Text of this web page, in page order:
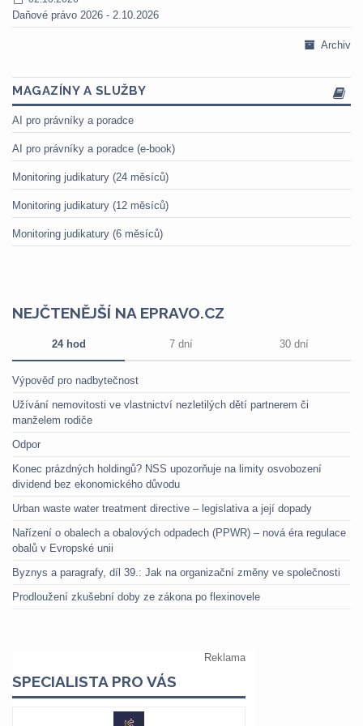
Daňové právo 2026 - 2.10.2026
Archiv
MAGAZÍNY A SLUŽBY
AI pro právníky a poradce
AI pro právníky a poradce (e-book)
Monitoring judikatury (24 měsíců)
Monitoring judikatury (12 měsíců)
Monitoring judikatury (6 měsíců)
NEJČTENĚJŠÍ NA EPRAVO.CZ
24 hod 7 dní 30 dní
Výpověď pro nadbytečnost
Užívání nemovitosti ve vlastnictví nezletilých dětí partnerem či
manželem rodiče
Odpor
Konec prázdných holdingů? NSS upozorňuje na limity osvobození
dividend bez ekonomického důvodu
Urban waste water treatment directive – legislativa a její dopady
Nařízení o obalech a obalových odpadech (PPWR) – nová éra regulace
obalů v Evropské unii
Byznys a paragrafy, díl 39.: Jak na organizační změny ve společnosti
Prodloužení zkušební doby ze zákona po flexinovele